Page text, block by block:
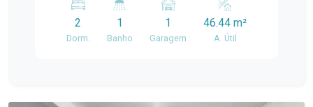
Connect JK, na Av. JK de Oliveira, este imóvel
oferece tudo que você precisa para morar bem e
com comodidade. A poucos metros do Carrefour,
2
Dorm.
1
Banho
1
Garagem
46.44 m²
A. Útil